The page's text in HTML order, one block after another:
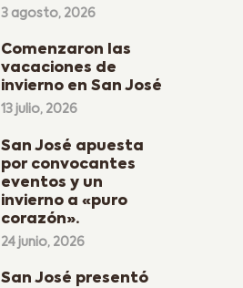
3 agosto, 2026
Comenzaron las
vacaciones de
invierno en San José
13 julio, 2026
San José apuesta
por convocantes
eventos y un
invierno a «puro
corazón».
24 junio, 2026
San José presentó